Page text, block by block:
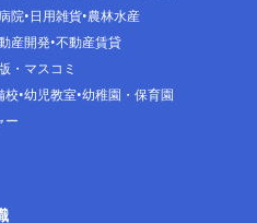
院 日用雑貨 農林水産
産開発 不動産賃貸
・マスコミ
校 幼児教室 幼稚園・保育園
ー